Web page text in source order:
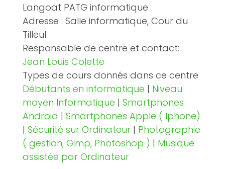
Langoat PATG informatique
Adresse : Salle informatique, Cour du
Tilleul
Responsable de centre et contact:
Jean Louis Colette
Types de cours donnés dans ce centre
Débutants en informatique | Niveau
moyen Informatique | Smartphones
Android | Smartphones Apple ( Iphone)
| Sécurité sur Ordinateur | Photographie
( gestion, Gimp, Photoshop ) | Musique
assistée par Ordinateur